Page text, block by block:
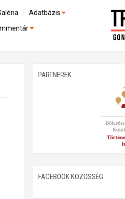
Adatbázis
Emlékművek (feltöltés alatt)
PARTNEREK
FACEBOOK KÖZÖSSÉG